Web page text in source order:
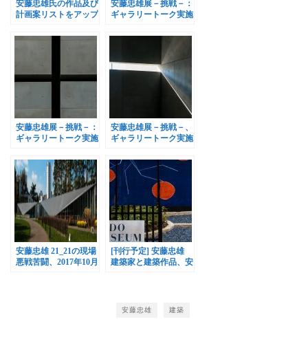
安藤忠雄氏の作品及び
計画案リストをアップ
安藤忠雄展－挑戦－：
ギャラリートーク実施
安藤忠雄展－挑戦－：
ギャラリートーク実施
安藤忠雄展－挑戦－、
ギャラリートーク実施
安藤忠雄 21_21の現場
悪戦苦闘、2017年10月
[刊行予定] 安藤忠雄
建築家と建築作品、安
安藤忠雄 建築